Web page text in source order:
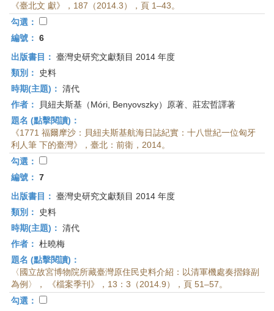
《臺北文 獻》，187（2014.3），頁 1–43。
勾選：
編號： 6
出版書目： 臺灣史研究文獻類目 2014 年度
類別：
史料
時期(主題)： 清代
作者：
貝紐夫斯基（Móri, Benyovszky）原著、莊宏哲譯著
題名 (點擊閱讀)：
《1771 福爾摩沙：貝紐夫斯基航海日誌紀實：十八世紀一位匈牙
利人筆 下的臺灣》，臺北：前衛，2014。
勾選：
編號： 7
出版書目： 臺灣史研究文獻類目 2014 年度
類別：
史料
時期(主題)： 清代
作者： 杜曉梅
題名 (點擊閱讀)：
〈國立故宮博物院所藏臺灣原住民史料介紹：以清軍機處奏摺錄副
為例〉， 《檔案季刊》，13：3（2014.9），頁 51–57。
勾選：